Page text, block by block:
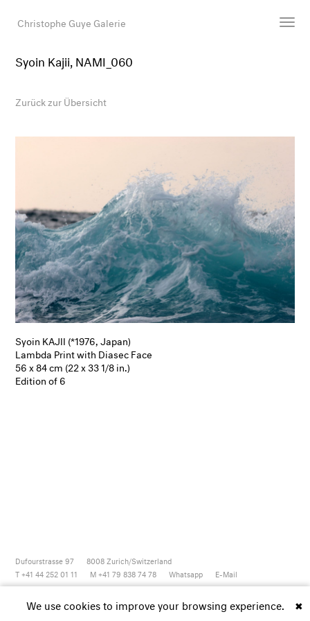
Christophe Guye Galerie
Newsroom
Suche
E-Mail
EN
Syoin Kajii, NAMI_060
Zurück zur Übersicht
Syoin KAJII (*1976, Japan)
Lambda Print with Diasec Face
56 x 84 cm (22 x 33 1/8 in.)
Edition of 6
Dufourstrasse 97 8008 Zurich/Switzerland
T +41 44 252 01 11
M +41 79 838 74 78 Whatsapp E-Mail
Newsletter Instagram Vimeo Youtube ✖
We use cookies to improve your browsing experience.